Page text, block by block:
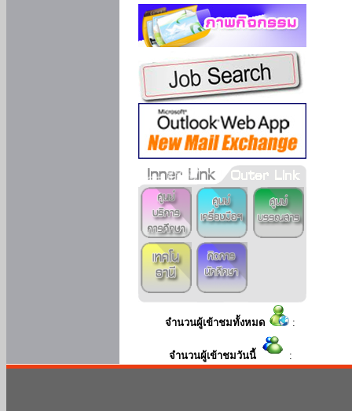
จำนวนผู้เข้าชมทั้งหมด :
จำนวนผู้เข้าชมวันนี้ :